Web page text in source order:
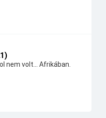
nem volt... Afrikában.